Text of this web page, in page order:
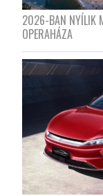
2026-BAN NYÍLIK
OPERAHÁZA